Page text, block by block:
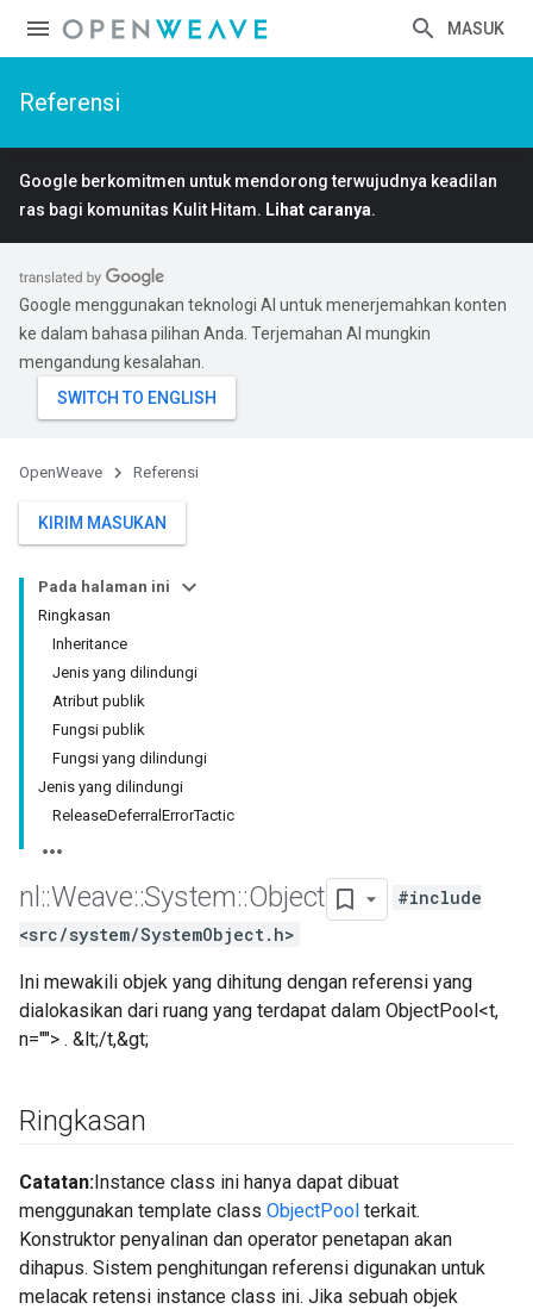
MASUK
Referensi
Google berkomitmen untuk mendorong terwujudnya keadilan
ras bagi komunitas Kulit Hitam. Lihat caranya.
Google menggunakan teknologi AI untuk menerjemahkan konten
ke dalam bahasa pilihan Anda. Terjemahan AI mungkin
mengandung kesalahan.
OpenWeave Referensi
KIRIM MASUKAN
Pada halaman ini
Ringkasan
Inheritance
Jenis yang dilindungi
Atribut publik
Fungsi publik
Fungsi yang dilindungi
Jenis yang dilindungi
ReleaseDeferralErrorTactic
nl ::Weave::System::Object
#include
<src/system/SystemObject.h>
Ini mewakili objek yang dihitung dengan referensi yang
dialokasikan dari ruang yang terdapat dalam ObjectPool<t,
n=""> . &lt;/t,&gt;
Ringkasan
Catatan:Instance class ini hanya dapat dibuat
menggunakan template class ObjectPool terkait.
Konstruktor penyalinan dan operator penetapan akan
dihapus. Sistem penghitungan referensi digunakan untuk
melacak retensi instance class ini. Jika sebuah objek